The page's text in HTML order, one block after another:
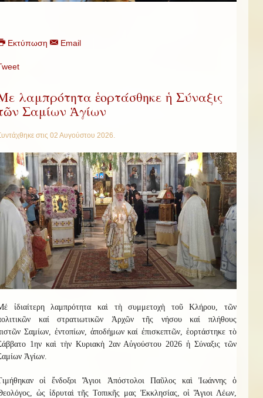
Εκτύπωση Email
λαμπρότητα ἑορτάσθηκε ἡ Σύναξις
Σαμίων Ἁγίων
στις 02 Αυγούστου 2026
έ ἰδιαίτερη λαμπρότητα καὶ τὴ συμμετοχὴ τοῦ Κλήρου , τῶν
καί στρατιωτικῶν Ἀρχῶν τῆς νήσου καί πλήθους
Σαμίων, ἐντοπίων, ἀποδήμων καί ἐπισκεπτῶν , ἑορτάστηκε τὸ
1ην καὶ τὴν Κυριακὴ 2αν Αὐγούστου 2026ἡ Σύναξις τῶν
Ἁγίων.
οἱ ἔνδοξοι Ἅγιοι Ἀπόστολοι Παῦλος καὶ Ἰωάννης ὁ
ὡς ἱδρυταὶ τῆς Τοπικῆς μας Ἐκκλησίας, οἱ Ἅγιοι Λέων,